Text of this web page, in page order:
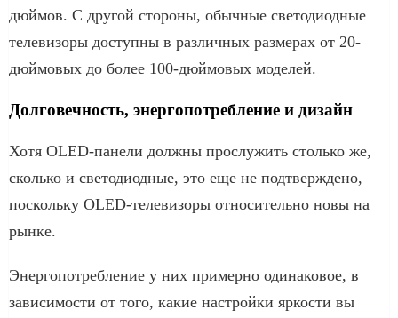
дюймов. С другой стороны, обычные светодиодные
телевизоры доступны в различных размерах от 20-
дюймовых до более 100-дюймовых моделей.
Долговечность, энергопотребление и дизайн
Хотя OLED-панели должны прослужить столько же,
сколько и светодиодные, это еще не подтверждено,
поскольку OLED-телевизоры относительно новы на
рынке.
Энергопотребление у них примерно одинаковое, в
зависимости от того, какие настройки яркости вы